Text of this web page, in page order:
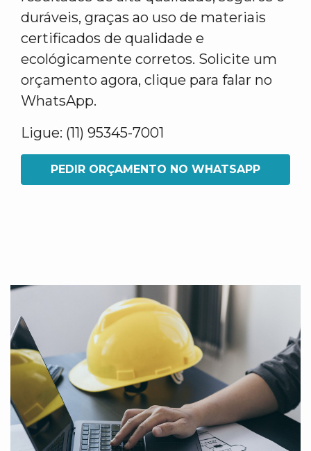
duráveis, graças ao uso de materiais
certificados de qualidade e
ecológicamente corretos. Solicite um
orçamento agora, clique para falar no
WhatsApp.
Ligue: (11) 95345-7001
PEDIR ORÇAMENTO NO WHATSAPP